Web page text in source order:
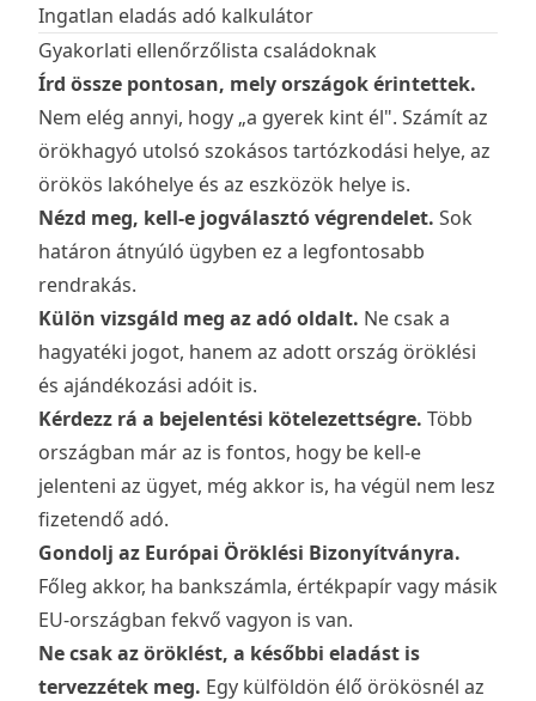
Ingatlan eladás adó kalkulátor
Gyakorlati ellenőrzőlista családoknak
Írd össze pontosan, mely országok érintettek.
Nem elég annyi, hogy „a gyerek kint él". Számít az
örökhagyó utolsó szokásos tartózkodási helye, az
örökös lakóhelye és az eszközök helye is.
Nézd meg, kell-e jogválasztó végrendelet. Sok
határon átnyúló ügyben ez a legfontosabb
rendrakás.
Külön vizsgáld meg az adó oldalt. Ne csak a
hagyatéki jogot, hanem az adott ország öröklési
és ajándékozási adóit is.
Kérdezz rá a bejelentési kötelezettségre. Több
országban már az is fontos, hogy be kell-e
jelenteni az ügyet, még akkor is, ha végül nem lesz
fizetendő adó.
Gondolj az Európai Öröklési Bizonyítványra.
Főleg akkor, ha bankszámla, értékpapír vagy másik
EU-országban fekvő vagyon is van.
Ne csak az öröklést, a későbbi eladást is
tervezzétek meg. Egy külföldön élő örökösnél az